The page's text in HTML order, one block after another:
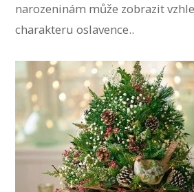
narozeninám může zobrazit
charakteru oslavence..